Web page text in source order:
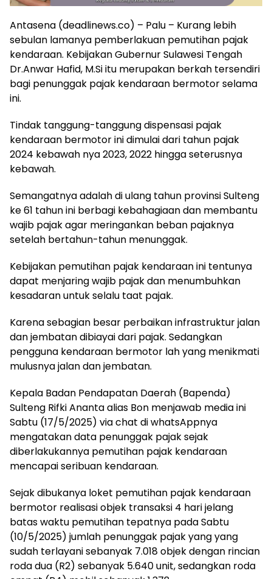
Antasena (deadlinews.co) – Palu – Kurang lebih
sebulan lamanya pemberlakuan pemutihan pajak
kendaraan. Kebijakan Gubernur Sulawesi Tengah
Dr.Anwar Hafid, M.Si itu merupakan berkah tersendiri
bagi penunggak pajak kendaraan bermotor selama
ini.
Tindak tanggung-tanggung dispensasi pajak
kendaraan bermotor ini dimulai dari tahun pajak
2024 kebawah nya 2023, 2022 hingga seterusnya
kebawah.
Semangatnya adalah di ulang tahun provinsi Sulteng
ke 61 tahun ini berbagi kebahagiaan dan membantu
wajib pajak agar meringankan beban pajaknya
setelah bertahun-tahun menunggak.
Kebijakan pemutihan pajak kendaraan ini tentunya
dapat menjaring wajib pajak dan menumbuhkan
kesadaran untuk selalu taat pajak.
Karena sebagian besar perbaikan infrastruktur jalan
dan jembatan dibiayai dari pajak. Sedangkan
pengguna kendaraan bermotor lah yang menikmati
mulusnya jalan dan jembatan.
Kepala Badan Pendapatan Daerah (Bapenda)
Sulteng Rifki Ananta alias Bon menjawab media ini
Sabtu (17/5/2025) via chat di whatsAppnya
mengatakan data penunggak pajak sejak
diberlakukannya pemutihan pajak kendaraan
mencapai seribuan kendaraan.
Sejak dibukanya loket pemutihan pajak kendaraan
bermotor realisasi objek transaksi 4 hari jelang
batas waktu pemutihan tepatnya pada Sabtu
(10/5/2025) jumlah penunggak pajak yang yang
sudah terlayani sebanyak 7.018 objek dengan rincian
roda dua (R2) sebanyak 5.640 unit, sedangkan roda